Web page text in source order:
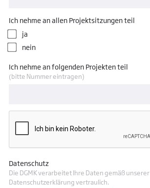
Ich nehme an allen Projektsitzungen teil
ja
nein
Ich nehme an folgenden Projekten teil
(bitte Nummer eintragen)
Datenschutz
Die DGMK verarbeitet Ihre Daten gemäß unserer
Datenschutzerklärung vertraulich.